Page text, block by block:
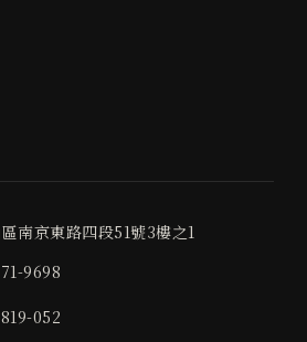
南京東路四段51號3樓之1
9698
052